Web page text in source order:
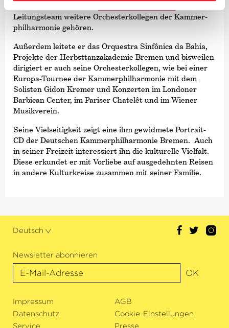
Leitungsteam weitere Orchesterkollegen der Kammer­
philharmonie gehören.
Außerdem leitete er das Orquestra Sinfônica da Bahia,
Projekte der Herbsttanzakademie Bremen und bisweilen
dirigiert er auch seine Orchesterkollegen, wie bei einer
Europa-Tournee der Kammer­philharmonie mit dem
Solisten Gidon Kremer und Konzerten im Londoner
Barbican Center, im Pariser Chatelêt und im Wiener
Musikverein.
Seine Vielseitigkeit zeigt eine ihm gewidmete Portrait-
CD der Deutschen Kammer­philharmonie Bremen. Auch
in seiner Freizeit interessiert ihn die kulturelle Vielfalt.
Diese erkundet er mit Vorliebe auf ausgedehnten Reisen
in andere Kulturkreise zusammen mit seiner Familie.
Deutsch
Newsletter abonnieren
OK
Impressum
AGB
Datenschutz
Cookie-Einstellungen
Service
Presse